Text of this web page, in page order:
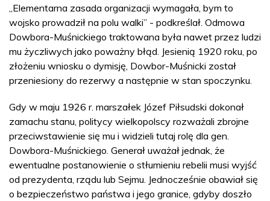
„Elementarna zasada organizacji wymagała, bym to
wojsko prowadził na polu walki” - podkreślał. Odmowa
Dowbora-Muśnickiego traktowana była nawet przez ludzi
mu życzliwych jako poważny błąd. Jesienią 1920 roku, po
złożeniu wniosku o dymisję, Dowbor-Muśnicki został
przeniesiony do rezerwy a następnie w stan spoczynku.
Gdy w maju 1926 r. marszałek Józef Piłsudski dokonał
zamachu stanu, politycy wielkopolscy rozważali zbrojne
przeciwstawienie się mu i widzieli tutaj rolę dla gen.
Dowbora-Muśnickiego. Generał uważał jednak, że
ewentualne postanowienie o stłumieniu rebelii musi wyjść
od prezydenta, rządu lub Sejmu. Jednocześnie obawiał się
o bezpieczeństwo państwa i jego granice, gdyby doszło